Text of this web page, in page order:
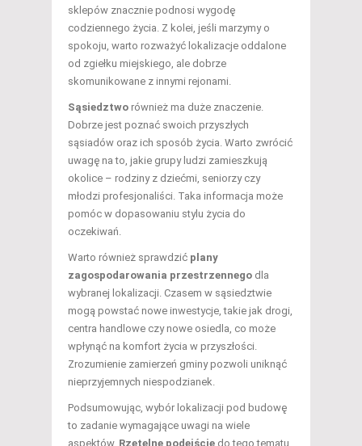
sklepów znacznie podnosi wygodę
codziennego życia. Z kolei, jeśli marzymy o
spokoju, warto rozważyć lokalizacje oddalone
od zgiełku miejskiego, ale dobrze
skomunikowane z innymi rejonami.
Sąsiedztwo również ma duże znaczenie.
Dobrze jest poznać swoich przyszłych
sąsiadów oraz ich sposób życia. Warto zwrócić
uwagę na to, jakie grupy ludzi zamieszkują
okolice – rodziny z dziećmi, seniorzy czy
młodzi profesjonaliści. Taka informacja może
pomóc w dopasowaniu stylu życia do
oczekiwań.
Warto również sprawdzić plany
zagospodarowania przestrzennego dla
wybranej lokalizacji. Czasem w sąsiedztwie
mogą powstać nowe inwestycje, takie jak drogi,
centra handlowe czy nowe osiedla, co może
wpłynąć na komfort życia w przyszłości.
Zrozumienie zamierzeń gminy pozwoli uniknąć
nieprzyjemnych niespodzianek.
Podsumowując, wybór lokalizacji pod budowę
to zadanie wymagające uwagi na wiele
aspektów. Rzetelne podejście do tego tematu